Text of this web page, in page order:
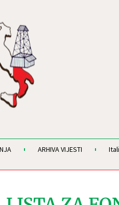
ARHIVA VIJESTI